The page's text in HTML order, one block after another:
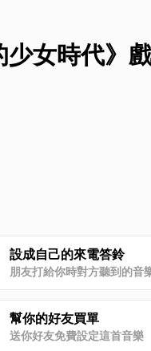
女時代》
設成自己的來電答鈴
朋友打給你時對方聽到的音
幫你的好友買單
送你好友免費設定這首音樂